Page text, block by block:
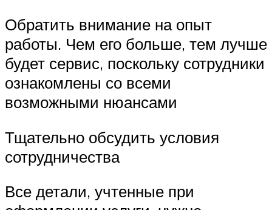
Обратить внимание на опыт
работы. Чем его больше, тем лучше
будет сервис, поскольку сотрудники
ознакомлены со всеми
возможными нюансами
Тщательно обсудить условия
сотрудничества
Все детали, учтенные при